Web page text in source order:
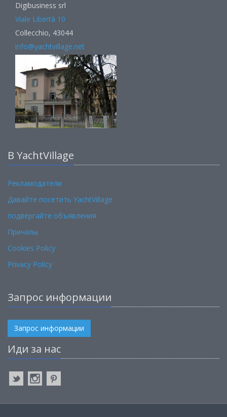
Digibusiness srl
Viale Libertà 10
Collecchio, 43044
info@yachtvillage.net
В YachtVillage
Рекламодатели
Давайте посетить YachtVillage
подвергайте объявления
Причалы
Cookies Policy
Privacy Policy
Запрос информации
Запрос информации
Иди за нас